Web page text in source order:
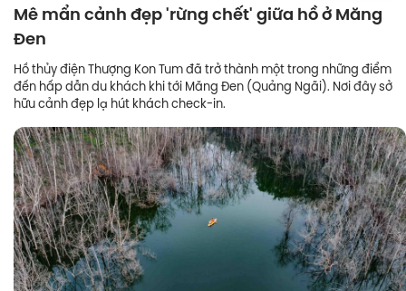
Mê mẩn cảnh đẹp 'rừng chết' giữa hồ ở Măng
Đen
Hồ thủy điện Thượng Kon Tum đã trở thành một trong những điểm
đến hấp dẫn du khách khi tới Măng Đen (Quảng Ngãi). Nơi đây sở
hữu cảnh đẹp lạ hút khách check-in.